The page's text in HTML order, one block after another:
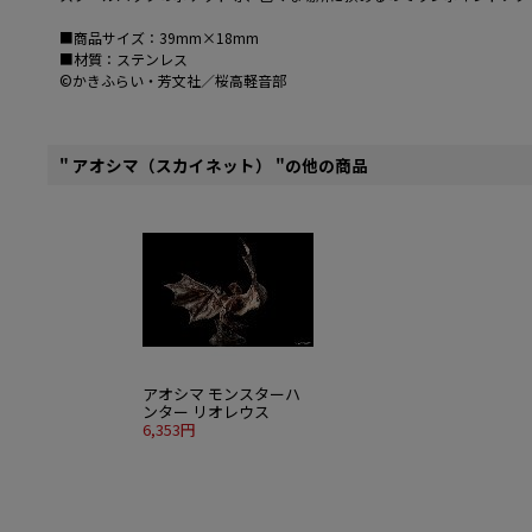
■商品サイズ：39mm×18mm
■材質：ステンレス
©かきふらい・芳文社／桜高軽音部
" アオシマ（スカイネット） "の他の商品
アオシマ モンスターハ
ンター リオレウス
6,353円